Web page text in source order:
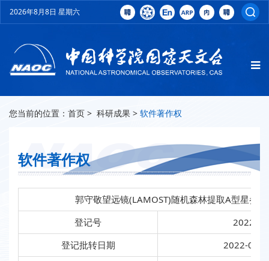
2026年8月8日 星期六
您当前的位置： 首页 > 科研成果 > 软件著作权
软件著作权
郭守敬望远镜(LAMOST)随机森林提取A型星参
登记号
登记批转日期
2022-03-